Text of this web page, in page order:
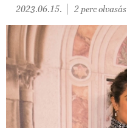
2023.06.15. 2 perc olvasás